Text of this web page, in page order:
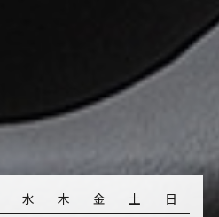
水 木 金 土 日